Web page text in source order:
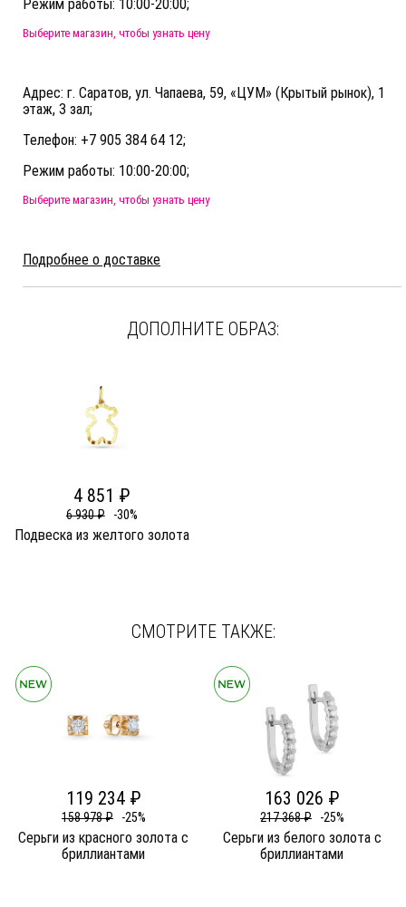
Режим работы: 10:00-20:00;
Выберите магазин, чтобы узнать цену
Адрес: г. Саратов, ул. Чапаева, 59, «ЦУМ» (Крытый рынок), 1
этаж, 3 зал;
Телефон: +7 905 384 64 12;
Режим работы: 10:00-20:00;
Выберите магазин, чтобы узнать цену
Подробнее о доставке
ДОПОЛНИТЕ ОБРАЗ:
4 851 ₽
6 930 ₽ -30%
Подвеска из желтого золота
СМОТРИТЕ ТАКЖЕ:
119 234 ₽
158 978 ₽ -25%
Серьги из красного золота c
бриллиантами
163 026 ₽
217 368 ₽ -25%
Серьги из белого золота c
бриллиантами